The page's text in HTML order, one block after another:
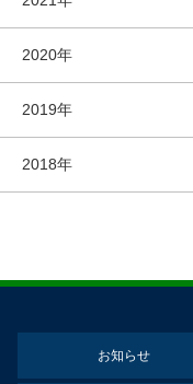
2020年
2019年
2018年
お知らせ